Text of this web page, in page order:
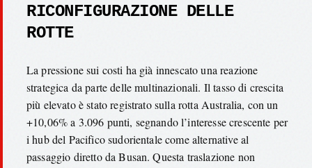
RICONFIGURAZIONE DELLE
ROTTE
La pressione sui costi ha già innescato una reazione
strategica da parte delle multinazionali. Il tasso di crescita
più elevato è stato registrato sulla rotta Australia, con un
+10,06% a 3.096 punti, segnando l’interesse crescente per
i hub del Pacifico sudorientale come alternative al
passaggio diretto da Busan. Questa traslazione non